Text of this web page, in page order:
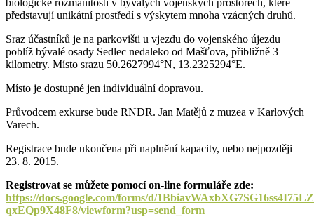
představují unikátní prostředí s výskytem mnoha vzácných druhů.
Sraz účastníků je na parkovišti u vjezdu do vojenského újezdu
poblíž bývalé osady Sedlec nedaleko od Mašťova, přibližně 3
kilometry. Místo srazu 50.2627994°N, 13.2325294°E.
Místo je dostupné jen individuální dopravou.
Průvodcem exkurse bude RNDR. Jan Matějů z muzea v Karlových
Varech.
Registrace bude ukončena při naplnění kapacity, nebo nejpozději
23. 8. 2015.
Registrovat se můžete pomocí on-line formuláře zde:
https://docs.google.com/forms/d/
qxEQp9X48F8/viewform?usp=send_form